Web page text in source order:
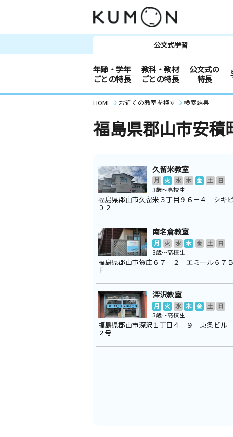
公文式学習
年齢・学年
ごとの特長
教科・教材
ごとの特長
公文式の
特長
HOME お近くの教室を探す 検索結果
福島県郡山市安積
久留米教室
月 火 水 木 金 土
日
3歳～高校生
福島県郡山市久留米３丁目９６－４ シキ
０２
南名倉教室
月 火 水 木 金 土
日
3歳～高校生
福島県郡山市賀庄６７－２ エミール６７
Ｆ
深沢教室
月 火 水 木 金 土
日
3歳～高校生
福島県郡山市深沢１丁目４－９ 東条ビル
２号